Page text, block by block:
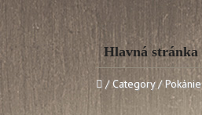
Hlavná stránka
/ Category / Pokánie